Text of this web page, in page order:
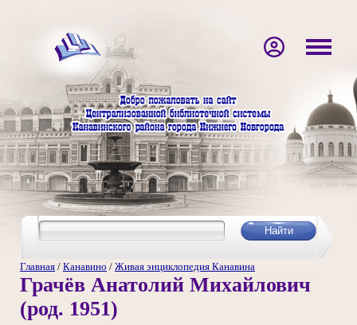
Главная / Канавино / Живая энциклопедия Канавина
Грачёв Анатолий Михайлович
(род. 1951)